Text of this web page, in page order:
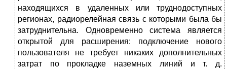
находящихся в удаленных или труднодоступных
регионах, радиорелейная связь с которыми была бы
затруднительна. Одновременно система является
открытой для расширения: подключение нового
пользователя не требует никаких дополнительных
затрат по прокладке наземных линий и т. д.